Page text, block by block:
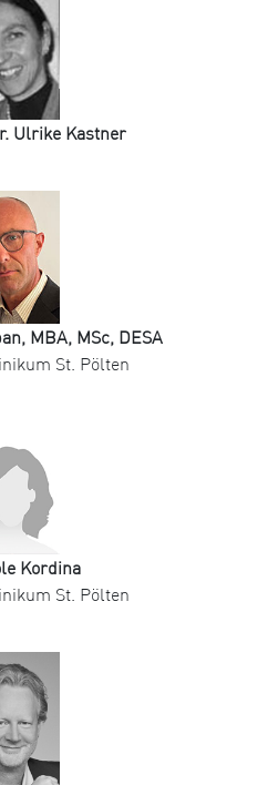
Ulrike Kastner
MBA, MSc, DESA
St. Pölten
Kordina
St. Pölten